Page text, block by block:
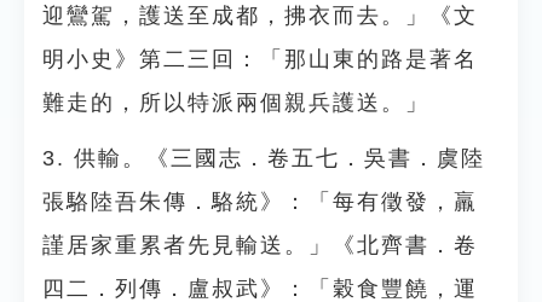
迎鸞駕，護送至成都，拂衣而去。」《文
明小史》第二三回：「那山東的路是著名
難走的，所以特派兩個親兵護送。」
3. 供輸。《三國志．卷五七．吳書．虞陸
張駱陸吾朱傳．駱統》：「每有徵發，羸
謹居家重累者先見輸送。」《北齊書．卷
四二．列傳．盧叔武》：「穀食豐饒，運